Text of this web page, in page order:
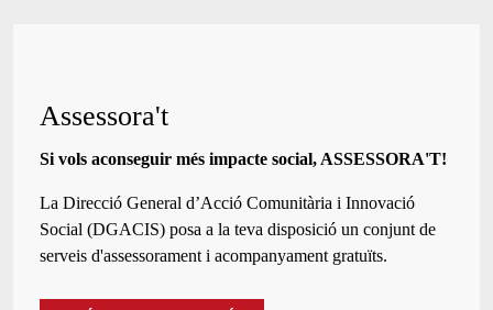
Assessora't
Si vols aconseguir més impacte social, ASSESSORA'T!
La Direcció General d’Acció Comunitària i Innovació
Social (DGACIS) posa a la teva disposició un conjunt de
serveis d'assessorament i acompanyament gratuïts.